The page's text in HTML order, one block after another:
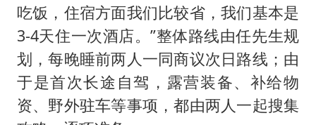
吃饭，住宿方面我们比较省，我们基本是
3-4天住一次酒店。”整体路线由任先生规
划，每晚睡前两人一同商议次日路线；由
于是首次长途自驾，露营装备、补给物
资、野外驻车等事项，都由两人一起搜集